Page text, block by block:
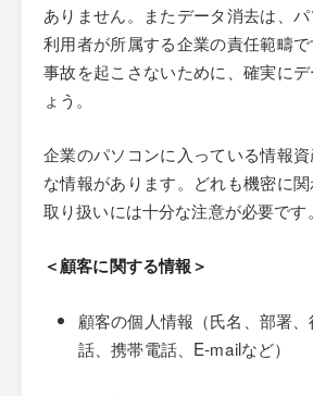
ありません。またデータ消去は、
利用者が所属する企業の責任範疇
事故を起こさないために、確実に
ょう。
企業のパソコンに入っている情報
な情報があります。どれも機密に関
取り扱いには十分な注意が必要です。
＜顧客に関する情報＞
顧客の個人情報（氏名、部署
話、携帯電話、E-mailなど）